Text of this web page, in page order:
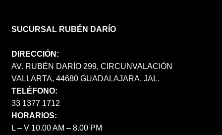
SUCURSAL RUBÉN DARÍO
DIRECCIÓN:
AV. RUBÉN DARÍO 299, CIRCUNVALACIÓN
VALLARTA, 44680 GUADALAJARA, JAL.
TELÉFONO:
33 1377 1712
HORARIOS:
L – V 10.00 AM – 8.00 PM